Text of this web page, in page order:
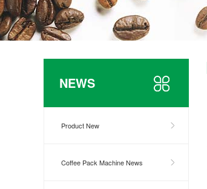
NEWS
Product New
Coffee Pack Machine News